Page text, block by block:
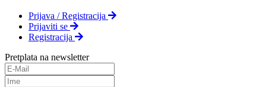
Prijava / Registracija
Prijaviti se
Registracija
Pretplata na newsletter